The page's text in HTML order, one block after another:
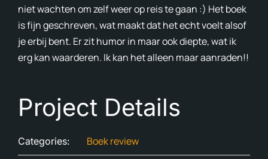
niet wachten om zelf weer op reis te gaan :) Het boek
is fijn geschreven, wat maakt dat het echt voelt alsof
je erbij bent. Er zit humor in maar ook diepte, wat ik
erg kan waarderen. Ik kan het alleen maar aanraden!!
Project Details
Categories: Boek review